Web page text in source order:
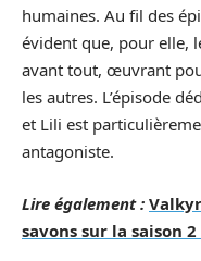
humaines. Au fil des
évident que, pour elle,
avant tout, œuvrant
les autres. L’épisode
et Lili est
antagoniste.
Lire également :
savons sur la saison